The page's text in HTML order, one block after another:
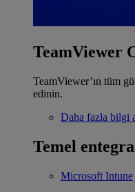
TeamViewer
TeamViewer’ın tüm
edinin.
Daha fazla bilgi
Temel
Microsoft Intune